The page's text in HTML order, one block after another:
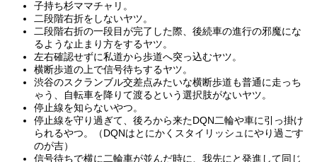
子持ち杉ママチャリ。
二段階右折をしないヤツ。
二段階右折の一段目が完了した際、後続車の進行の邪魔にな
るような止まり方をするヤツ。
左右確認せずに私道から歩道へ突っ込むヤツ。
横断歩道の上で信号待ちするヤツ。
渋谷のスクランブル交差点みたいな横断歩道も普通に走っち
ゃう、自転車を降りて渡るという選択肢がないヤツ。
停止線を知らないやつ。
停止線を守り過ぎて、後ろから来たDQN二輪や車に引っ掛け
られるやつ。（DQNはとにかくスタイリッシュにやり過ごす
のが吉）
信号待ちで横に二輪車が並んだ時に、我先にと発進して同じ